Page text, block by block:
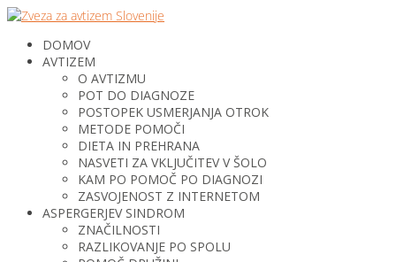
DOMOV
AVTIZEM
O AVTIZMU
POT DO DIAGNOZE
POSTOPEK USMERJANJA OTROK
METODE POMOČI
DIETA IN PREHRANA
NASVETI ZA VKLJUČITEV V ŠOLO
KAM PO POMOČ PO DIAGNOZI
ZASVOJENOST Z INTERNETOM
ASPERGERJEV SINDROM
ZNAČILNOSTI
RAZLIKOVANJE PO SPOLU